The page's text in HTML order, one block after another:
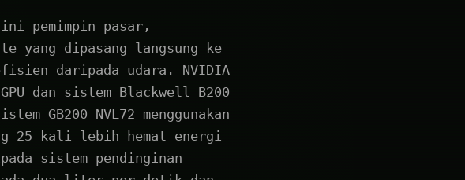
pemimpin pasar,
yang dipasang langsung ke
daripada udara. NVIDIA
dan sistem Blackwell B200
GB200 NVL72 menggunakan
25 kali lebih hemat energi
sistem pendinginan